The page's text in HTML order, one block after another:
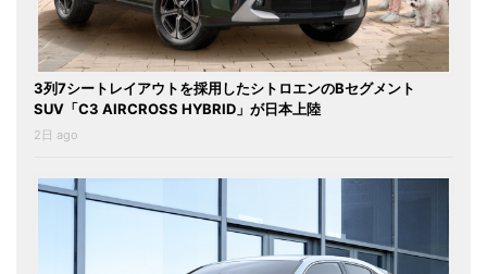
3列7シートレイアウトを採用したシトロエンのBセグメント
SUV「C3 AIRCROSS HYBRID」が日本上陸
2日 ago